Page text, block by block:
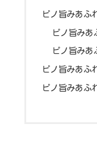
ピノ旨みあふ
ピノ旨みあ
ピノ旨みあ
ピノ旨みあふ
ピノ旨みあふ